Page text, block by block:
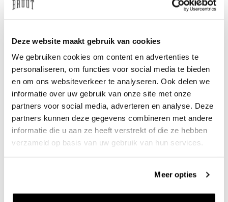
Deze website maakt gebruik van cookies
We gebruiken cookies om content en advertenties te
personaliseren, om functies voor social media te bieden
en om ons websiteverkeer te analyseren. Ook delen we
informatie over uw gebruik van onze site met onze
partners voor social media, adverteren en analyse. Deze
partners kunnen deze gegevens combineren met andere
informatie die u aan ze heeft verstrekt of die ze hebben
verzameld op basis van uw gebruik van hun services.
Meer opties
weiter
info@bruut.nl Whatsapp
Über dieses Produkt
Versand und Rückgabe
Verwandte Produkte